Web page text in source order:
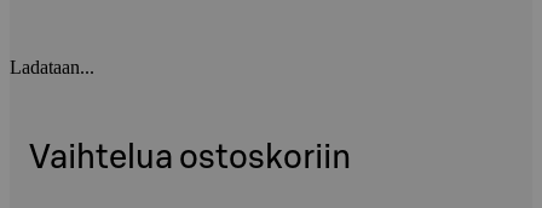
Ladataan...
Vaihtelua ostoskoriin